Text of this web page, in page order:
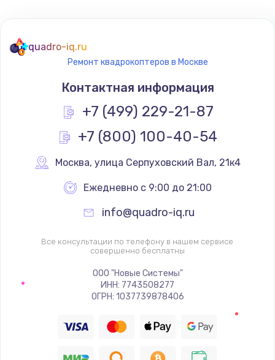
quadro-iq.ru
Ремонт квадрокоптеров в Москве
Контактная информация
+7 (499) 229-21-87
+7 (800) 100-40-54
Москва, улица Серпуховский Вал, 21к4
Ежедневно с 9:00 до 21:00
info@quadro-iq.ru
Все консультации по телефону в нашем сервисе
совершенно бесплатны
ООО "Новые Системы"
ИНН: 7743508277
ОГРН: 1037739878406